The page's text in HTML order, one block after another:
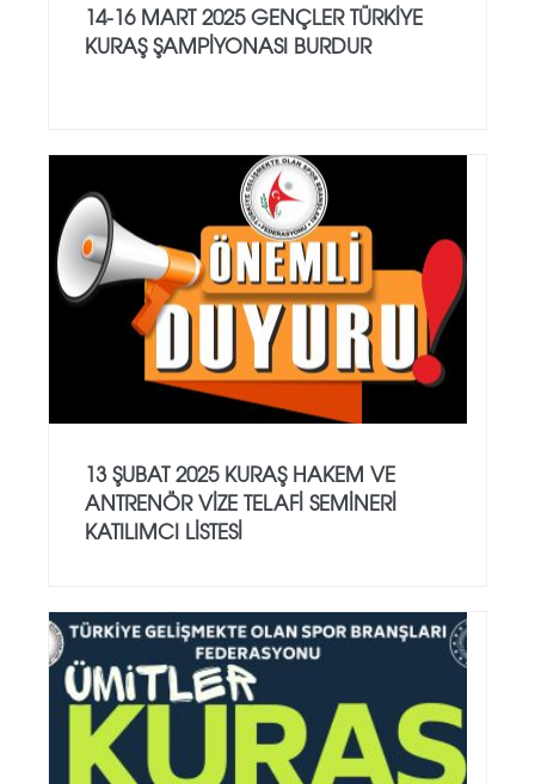
14-16 MART 2025 GENÇLER TÜRKİYE
KURAŞ ŞAMPİYONASI BURDUR
13 ŞUBAT 2025 KURAŞ HAKEM VE
ANTRENÖR VİZE TELAFİ SEMİNERİ
KATILIMCI LİSTESİ